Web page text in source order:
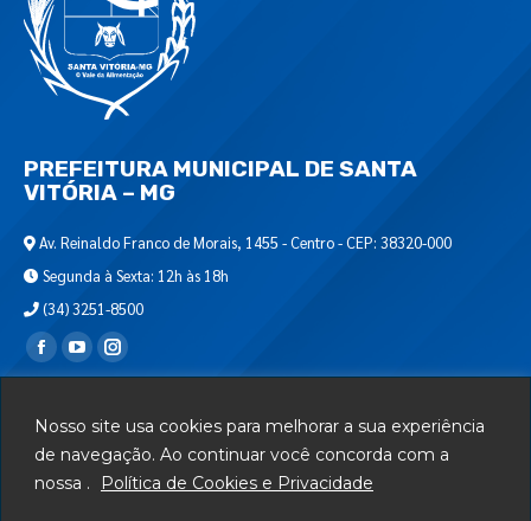
Nosso site usa cookies para melhorar a sua experiência
de navegação. Ao continuar você concorda com a
nossa .
Política de Cookies e Privacidade
PREFEITURA MUNICIPAL DE SANTA
VITÓRIA – MG
Av. Reinaldo Franco de Morais, 1455 - Centro - CEP: 38320-000
Segunda à Sexta: 12h às 18h
(34) 3251-8500
Encontre-nos em:
Departamento de T.I.
Serviços